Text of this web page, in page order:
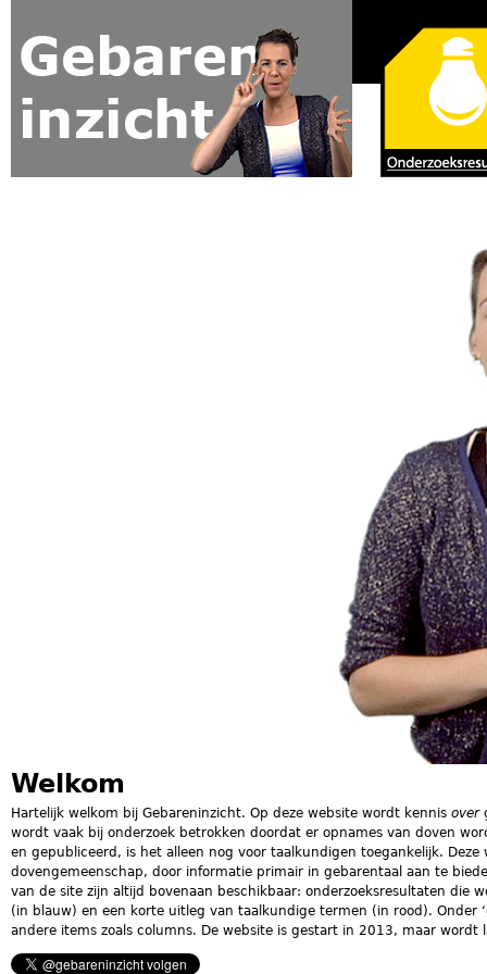
Welkom
Hartelijk welkom bij Gebareninzicht. Op deze website wordt kennis over
wordt vaak bij onderzoek betrokken doordat er opnames van doven
en gepubliceerd, is het alleen nog voor taalkundigen toegankelijk.
dovengemeenschap, door informatie primair in gebarentaal aan te
van de site zijn altijd bovenaan beschikbaar: onderzoeksresultaten die
(in blauw) en een korte uitleg van taalkundige termen (in rood). Onder
andere items zoals columns. De website is gestart in 2013, maar